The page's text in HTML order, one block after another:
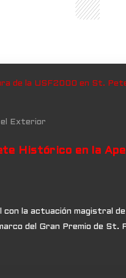
el Exterior
Histórico en la
con la actuación magistral
del Gran Premio de St.